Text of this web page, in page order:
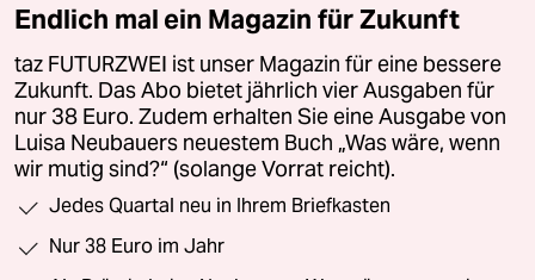
Endlich mal ein Magazin für Zukunft
taz FUTURZWEI ist unser Magazin für eine bessere
Zukunft. Das Abo bietet jährlich vier Ausgaben für
nur 38 Euro. Zudem erhalten Sie eine Ausgabe von
Luisa Neubauers neuestem Buch „Was wäre, wenn
wir mutig sind?“ (solange Vorrat reicht).
Jedes Quartal neu in Ihrem Briefkasten
Nur 38 Euro im Jahr